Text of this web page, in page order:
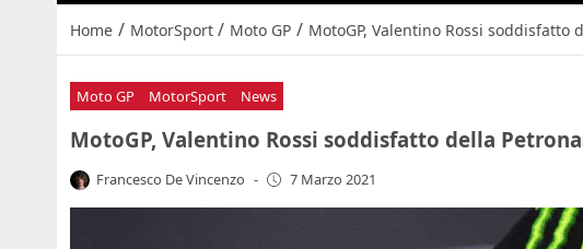
Home / MotorSport / Moto GP / MotoGP, Valentino Rossi soddisfatto
Moto GP MotorSport News
MotoGP, Valentino Rossi soddisfatto della
Francesco De Vincenzo - 7 Marzo 2021